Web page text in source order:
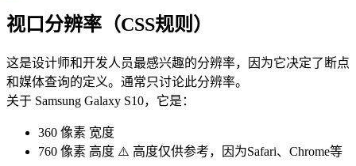
视口分辨率（CSS规则）
这是设计师和开发人员最感兴趣的分辨率，因为它决定了断点
和媒体查询的定义。通常只讨论此分辨率。
关于 Samsung Galaxy S10，它是：
360 像素 宽度
760 像素 高度 ⚠️ 高度仅供参考，因为Safari、Chrome等